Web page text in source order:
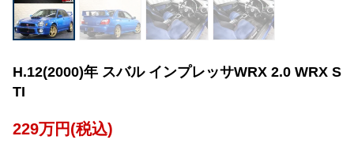
H.12(2000)年 スバル インプレッサWRX 2.0 WRX S
TI
229万円(税込)